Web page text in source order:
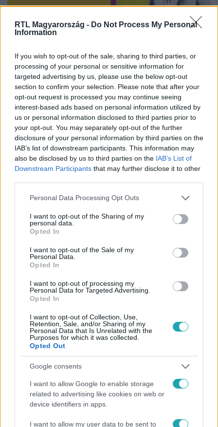
RTL Magyarország - Do Not Process My Personal
Information
If you wish to opt-out of the sale, sharing to third parties, or
processing of your personal or sensitive information for
targeted advertising by us, please use the below opt-out
section to confirm your selection. Please note that after your
opt-out request is processed you may continue seeing
interest-based ads based on personal information utilized by
us or personal information disclosed to third parties prior to
your opt-out. You may separately opt-out of the further
disclosure of your personal information by third parties on the
IAB’s list of downstream participants. This information may
also be disclosed by us to third parties on the IAB’s List of
Downstream Participants that may further disclose it to other
Please note that this website/app uses one or more Google
not limited to your visit or usage behaviour. You may click to
grant or deny consent to Google and its third-party tags to
use your data for below specified purposes in below Google
consent section.
Personal Data Processing Opt Outs
I want to opt-out of the Sharing of my
personal data.
Opted In
I want to opt-out of the Sale of my
Personal Data.
Opted In
I want to opt-out of processing my
Personal Data for Targeted Advertising.
Opted In
I want to opt-out of Collection, Use,
Retention, Sale, and/or Sharing of my
Personal Data that Is Unrelated with the
Purposes for which it was collected.
Opted Out
Google consents
I want to allow Google to enable storage
related to advertising like cookies on web or
device identifiers in apps.
I want to allow my user data to be sent to
Nézd vissza a Fókusz adásait az RTL+-on!
Itt állítsd be, hogy az RTL.hu az elsők között
legyen a Google-találatokban!
Kövess minket, és értesülj a friss hírekről a
FÓKUSZ #
KALANDRA FAL # KELETI ANDREA
ERDŐHEGYI BRIGITTA BOGDÁNYI TITANILLA